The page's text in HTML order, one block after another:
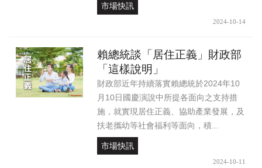
市場快訊
2024-10-14
賴總統談「居住正義」財政部
「這樣說明」
財政部近年持續落實賴總統於2024年10
月10日國慶演說中所提各面向之支持措
施，就實現居住正義、協助產業發展，及
扶老攜幼等社會福利等面向，積...
市場快訊
2024-10-11